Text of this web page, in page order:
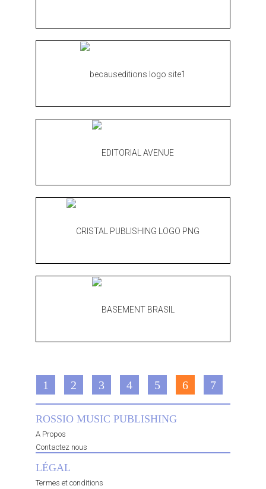
1 2 3 4 5 6 7
ROSSIO MUSIC PUBLISHING
A Propos
Contactez nous
LÉGAL
Termes et conditions